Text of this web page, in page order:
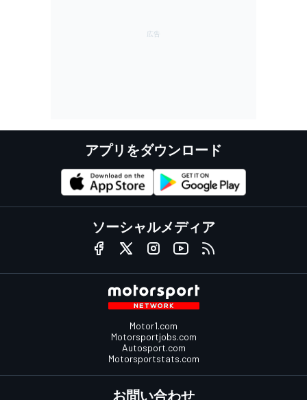
アプリをダウンロード
ソーシャルメディア
Motor1.com
Motorsportjobs.com
Autosport.com
Motorsportstats.com
お問い合わせ